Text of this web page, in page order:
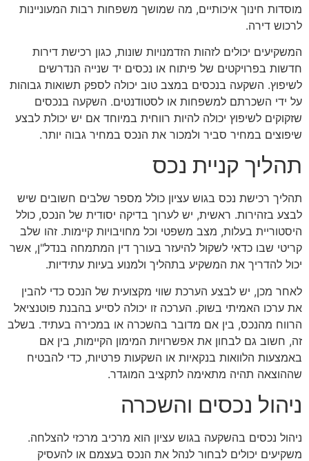
מוסדות חינוך איכותיים, מה שמושך משפחות רבות המעוניינות
לרכוש דירה.
המשקיעים יכולים לזהות הזדמנויות שונות, כגון רכישת דירות
חדשות בפרויקטים של פיתוח או נכסים יד שנייה הנדרשים
לשיפוץ. השקעה בנכסים במצב טוב יכולה לספק תשואות גבוהות
על ידי השכרתם למשפחות או לסטודנטים. השקעה בנכסים
שזקוקים לשיפוץ יכולה להיות רווחית במיוחד אם יש יכולת לבצע
שיפוצים במחיר סביר ולמכור את הנכס במחיר גבוה יותר.
תהליך קניית נכס
תהליך רכישת נכס בגוש עציון כולל מספר שלבים חשובים שיש
לבצע בזהירות. ראשית, יש לערוך בדיקה יסודית של הנכס, כולל
היסטוריית בעלות, מצב משפטי וכל מחויבויות קיימות. זהו שלב
קריטי שבו כדאי לשקול להיעזר בעורך דין המתמחה בנדל"ן, אשר
יכול להדריך את המשקיע בתהליך ולמנוע בעיות עתידיות.
לאחר מכן, יש לבצע הערכת שווי מקצועית של הנכס כדי להבין
את ערכו האמיתי בשוק. הערכה זו יכולה לסייע בהבנת פוטנציאל
הרווח מהנכס, בין אם מדובר בהשכרה או במכירה בעתיד. בשלב
זה, חשוב גם לבחון את אפשרויות המימון הקיימות, בין אם
באמצעות הלוואות בנקאיות או השקעות פרטיות, כדי להבטיח
שההוצאה תהיה מתאימה לתקציב המוגדר.
ניהול נכסים והשכרה
ניהול נכסים בהשקעה בגוש עציון הוא מרכיב מרכזי להצלחה.
משקיעים יכולים לבחור לנהל את הנכס בעצמם או להעסיק